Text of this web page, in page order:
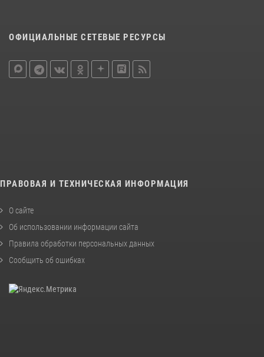
ОФИЦИАЛЬНЫЕ СЕТЕВЫЕ РЕСУРСЫ
ПРАВОВАЯ И ТЕХНИЧЕСКАЯ ИНФОРМАЦИЯ
О сайте
Об использовании информации сайта
Правила обработки персональных данных
Сообщить об ошибках